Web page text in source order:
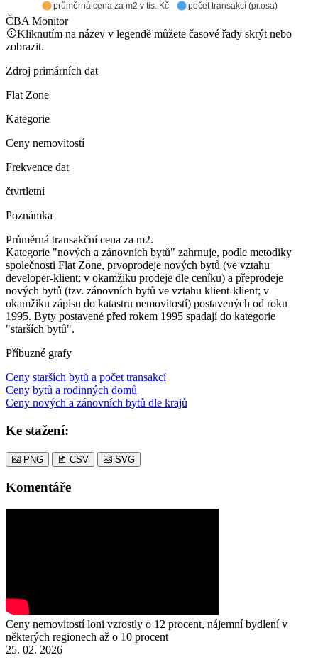
průměrná cena za m2 v tis. Kč počet transakcí (pr.osa)
ČBA Monitor
Kliknutím na název v legendě můžete časové řady skrýt nebo
zobrazit.
Zdroj primárních dat
Flat Zone
Kategorie
Ceny nemovitostí
Frekvence dat
čtvrtletní
Poznámka
Průměrná transakční cena za m2.
Kategorie "nových a zánovních bytů" zahrnuje, podle metodiky
společnosti Flat Zone, prvoprodeje nových bytů (ve vztahu
developer-klient; v okamžiku prodeje dle ceníku) a přeprodeje
nových bytů (tzv. zánovních bytů ve vztahu klient-klient; v
okamžiku zápisu do katastru nemovitostí) postavených od roku
1995. Byty postavené před rokem 1995 spadají do kategorie
"starších bytů".
Příbuzné grafy
Ceny starších bytů a počet transakcí
Ceny bytů a rodinných domů
Ceny nových a zánovních bytů dle krajů
Ke stažení:
PNG CSV SVG
Komentáře
Ceny nemovitostí loni vzrostly o 12 procent, nájemní bydlení v
některých regionech až o 10 procent
25. 02. 2026